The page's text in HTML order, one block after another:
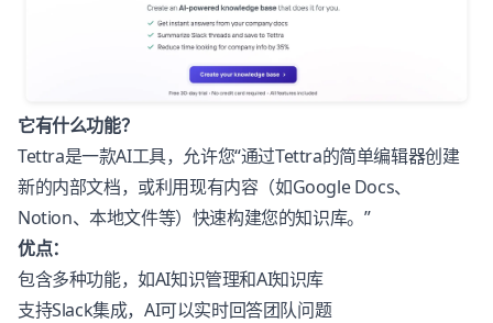
它有什么功能？
Tettra是一款AI工具，允许您“通过Tettra的简单编辑器创建
新的内部文档，或利用现有内容（如Google Docs、
Notion、本地文件等）快速构建您的知识库。”
优点：
包含多种功能，如AI知识管理和AI知识库
支持Slack集成，AI可以实时回答团队问题